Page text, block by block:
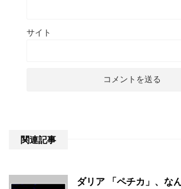
サイト
関連記事
ダリア 「ペチカ」、な